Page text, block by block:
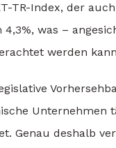
TR-Index, der
was –
werden
Unternehmen
Genau deshalb